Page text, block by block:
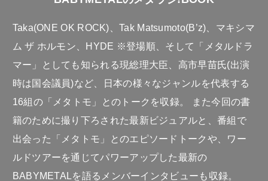
Taka(ONE OK ROCK)、Tak Matsumoto(B’z)、マキシマ
ム ザ ホルモン、HYDE ※登場順、そして「メタルドラ
マー」としても知られる現総理大臣、高市早苗氏(出演
時は国会議員)など、日本の様々なジャンルを代表する
16組の「メタトモ」とのトークを収録。 また今回の書
籍のために撮り下ろされた最新ビジュアルと、番組で
出会った「メタトモ」とのエピソードトークや、ワー
ルドツアーを通じてパワーアップした最新の
BABYMETALを語るメンバーインタビューも収録。